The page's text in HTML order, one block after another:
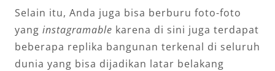
Selain itu, Anda juga bisa berburu foto-foto
yang instagramable karena di sini juga terdapat
beberapa replika bangunan terkenal di seluruh
dunia yang bisa dijadikan latar belakang